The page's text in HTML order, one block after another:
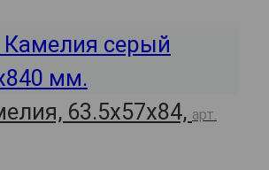
63.5х57х84, арт.